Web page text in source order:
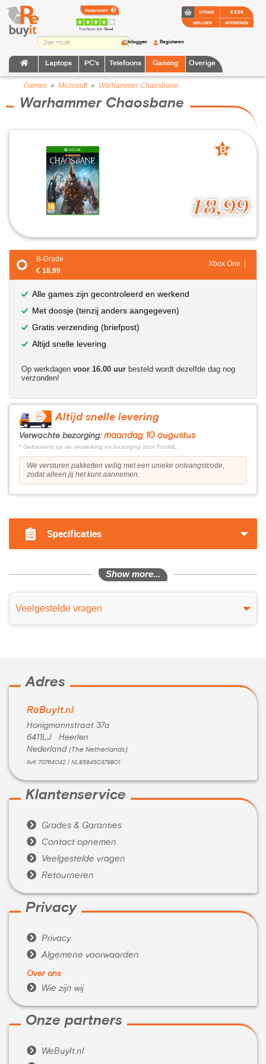
TrustScore:4.2 • Goed
Laptops PC's Telefoons Gaming Overige
Inloggen Registeren
0 ITEMS
BEKIJKEN
€ 0,00
AFREKENEN
Games » Microsoft» Warhammer Chaosbane
Warhammer Chaosbane
18,99
B
B-Grade
€ 18,99
Xbox One |
Alle games zijn gecontroleerd en werkend
Met doosje (tenzij anders aangegeven)
Gratis verzending (briefpost)
Altijd snelle levering
Op werkdagen voor 16.00 uur besteld wordt dezelfde dag nog
verzonden!
Altijd snelle levering
Verwachte bezorging: maandag 10 augustus
* Gebaseerd op de verwerking en bezorging door PostNL.
We versturen pakketten veilig met een unieke ontvangstcode,
zodat alleen jij het kunt aannemen.
Specificaties
Show more...
Veelgestelde vragen
Adres
ReBuyIt.nl
Honigmannstraat 37a
6411LJ Heerlen
Nederland (The Netherlands)
KvK 70764042 | NL858450379B01
Klantenservice
 Grades & Garanties
 Contact opnemen
 Veelgestelde vragen
 Retourneren
Privacy
 Privacy
 Algemene voorwaarden
Over ons
 Wie zijn wij
Onze partners
 WeBuyIt.nl